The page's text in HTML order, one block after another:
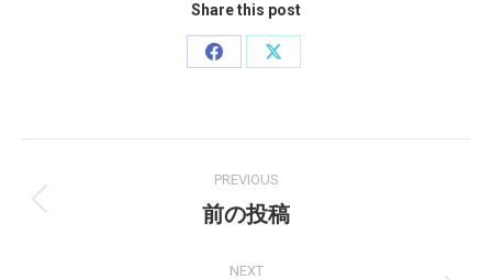
Share this post
Share
Share
navigation
PREVIOUS
Previous
前の投稿
NEXT